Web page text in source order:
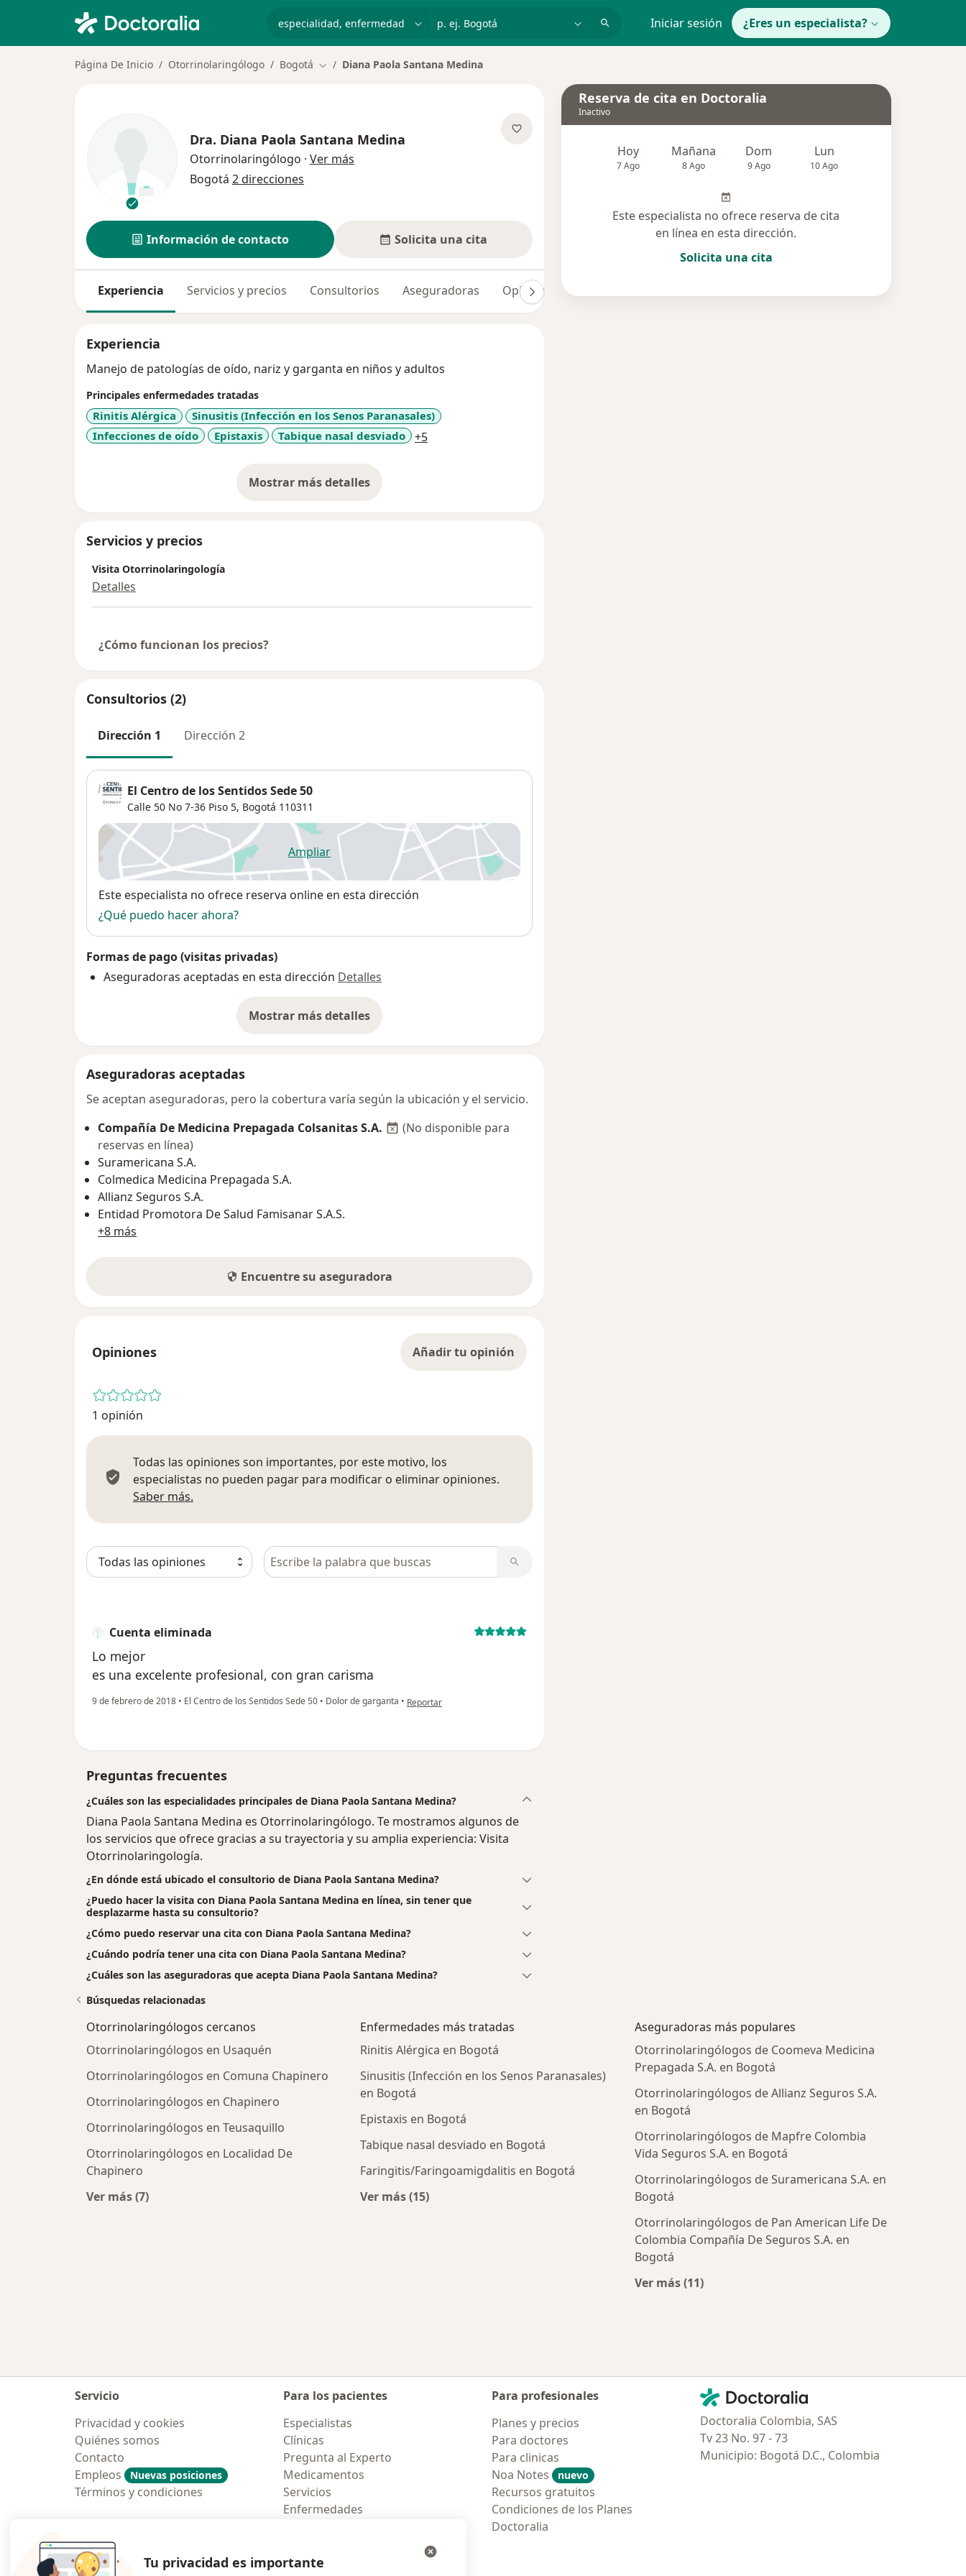
p. ej. Bogotá Iniciar sesión ¿Eres un especialista?
Página De Inicio Otorrinolaringólogo Bogotá Cambiar de ciudad
Diana Paola Santana Medina
Dra. Diana Paola Santana Medina
Otorrinolaringólogo · Ver más
Bogotá 2 direcciones
Información de contacto Solicita una cita
Experiencia Servicios y precios Consultorios Aseguradoras Opiniones (1)
Experiencia
Manejo de patologías de oído, nariz y garganta en niños y adultos
Principales enfermedades tratadas
Rinitis Alérgica
Sinusitis (Infección en los Senos Paranasales)
Infecciones de oído
Epistaxis Tabique nasal desviado +5a11y_sr_more_diseases
Mostrar más detalles
sobre la experiencia
Servicios y precios
Visita Otorrinolaringología
Detalles
¿Cómo funcionan los precios?
Consultorios (2)
Dirección 1 Dirección 2
El Centro de los Sentidos Sede 50
Calle 50 No 7-36 Piso 5, Bogotá 110311
Ampliarse abre en una nueva pestaña
Disponibilidad
Este especialista no ofrece reserva online en esta dirección
¿Qué puedo hacer ahora?
Formas de pago (visitas privadas)
Aseguradoras aceptadas en esta dirección Detalles
Mostrar más detalles
sobre la dirección
Aseguradoras aceptadas
Se aceptan aseguradoras, pero la cobertura varía según la ubicación y el servicio.
Compañía De Medicina Prepagada Colsanitas S.A.
(No disponible para
reservas en línea)
Suramericana S.A.
Colmedica Medicina Prepagada S.A.
Allianz Seguros S.A.
Entidad Promotora De Salud Famisanar S.A.S.
+8 más
Encuentre su aseguradora
Opiniones Añadir tu opinión
1 opinión
Todas las opiniones son importantes, por este motivo, los
especialistas no pueden pagar para modificar o eliminar opiniones.
Saber más.
Busca en opiniones
Cuenta eliminada
Lo mejor
es una excelente profesional, con gran carisma
9 de febrero de 2018 • El Centro de los Sentidos Sede 50 • Dolor de garganta • en opinión del usuario Cuenta eliminada
Reportar
Preguntas frecuentes
¿Cuáles son las especialidades principales de Diana Paola Santana Medina?
Diana Paola Santana Medina es Otorrinolaringólogo. Te mostramos algunos de
los servicios que ofrece gracias a su trayectoria y su amplia experiencia: Visita
Otorrinolaringología.
¿En dónde está ubicado el consultorio de Diana Paola Santana Medina?
¿Puedo hacer la visita con Diana Paola Santana Medina en línea, sin tener que
desplazarme hasta su consultorio?
¿Cómo puedo reservar una cita con Diana Paola Santana Medina?
¿Cuándo podría tener una cita con Diana Paola Santana Medina?
¿Cuáles son las aseguradoras que acepta Diana Paola Santana Medina?
Reserva de cita en Doctoralia
Inactivo
Hoy
7 Ago
Mañana
8 Ago
Dom
9 Ago
Lun
10 Ago
Este especialista no ofrece reserva de cita
en línea en esta dirección.
Solicita una cita
Búsquedas relacionadas
Otorrinolaringólogos cercanos
Otorrinolaringólogos en Usaquén
Otorrinolaringólogos en Comuna Chapinero
Otorrinolaringólogos en Chapinero
Otorrinolaringólogos en Teusaquillo
Otorrinolaringólogos en Localidad De
Chapinero
Ver más (7)
Enfermedades más tratadas
Rinitis Alérgica en Bogotá
Sinusitis (Infección en los Senos Paranasales)
en Bogotá
Epistaxis en Bogotá
Tabique nasal desviado en Bogotá
Faringitis/Faringoamigdalitis en Bogotá
Ver más (15)
Aseguradoras más populares
Otorrinolaringólogos de Coomeva Medicina
Prepagada S.A. en Bogotá
Otorrinolaringólogos de Allianz Seguros S.A.
en Bogotá
Otorrinolaringólogos de Mapfre Colombia
Vida Seguros S.A. en Bogotá
Otorrinolaringólogos de Suramericana S.A. en
Bogotá
Otorrinolaringólogos de Pan American Life De
Colombia Compañía De Seguros S.A. en
Bogotá
Ver más (11)
Servicio
Privacidad y cookies
Quiénes somos
Contacto
Empleos
Nuevas posiciones
Términos y condiciones
Para los pacientes
Especialistas
Clínicas
Pregunta al Experto
Medicamentos
Servicios
Enfermedades
Para profesionales
Planes y precios
Para doctores
Para clinicas
Noa Notes
nuevo
Recursos gratuitos
Condiciones de los Planes
Doctoralia
Contacto
Doctoralia - Página de inicio
Doctoralia Colombia, SAS
Tv 23 No. 97 - 73
Municipio: Bogotá D.C., Colombia
Tu privacidad es importante